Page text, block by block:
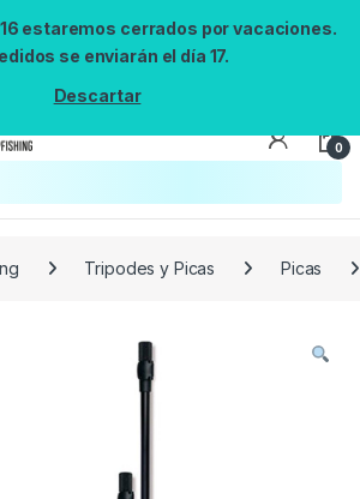
estaremos cerrados por vacaciones.
se enviarán el día 17.
Descartar
0
Inténtalo de nuevo.